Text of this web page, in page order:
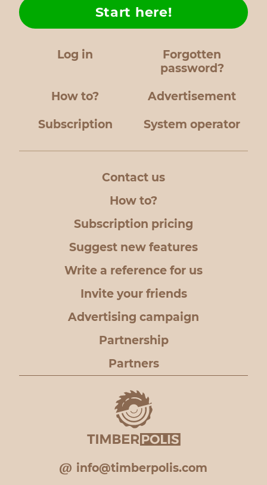
Log in
Forgotten
password?
How to?
Start here!
Advertisement
Subscription System operator
Contact us
How to?
Subscription pricing
Suggest new features
Write a reference for us
Invite your friends
Advertising campaign
Partnership
Partners
info@timberpolis.com